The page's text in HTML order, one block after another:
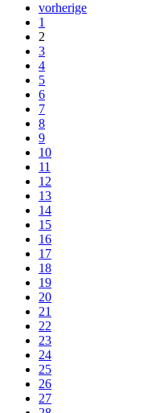
vorherige
1
2
3
4
5
6
7
8
9
10
11
12
13
14
15
16
17
18
19
20
21
22
23
24
25
26
27